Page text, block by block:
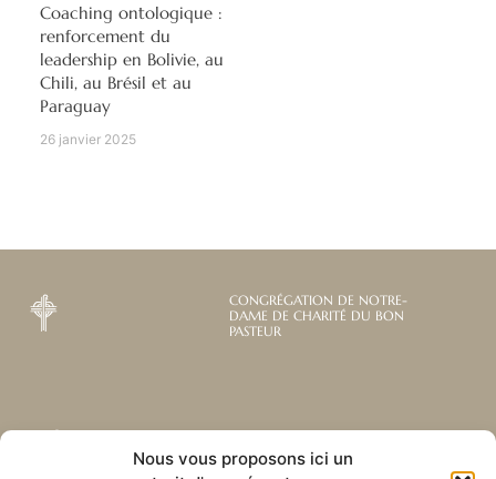
Nous vous proposons ici un
Coaching ontologique :
renforcement du
leadership en Bolivie, au
Chili, au Brésil et au
Paraguay
26 janvier 2025
CONGRÉGATION DE NOTRE-
DAME DE CHARITÉ DU BON
PASTEUR
Abonnez-vous à notre
newsletter mensuelle
Liens utiles